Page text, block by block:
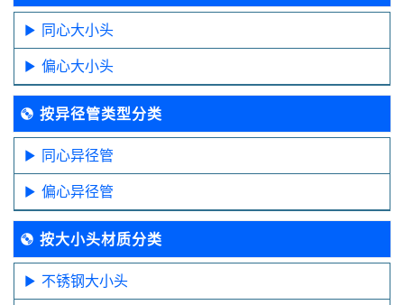
同心大小头
偏心大小头
按异径管类型分类
同心异径管
偏心异径管
按大小头材质分类
不锈钢大小头